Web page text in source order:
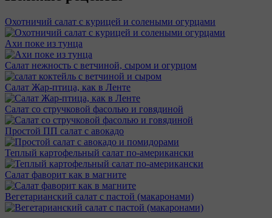
Охотничий салат с курицей и солеными огурцами
Ахи поке из тунца
Салат нежность с ветчиной, сыром и огурцом
Салат Жар-птица, как в Ленте
Салат со стручковой фасолью и говядиной
Простой ПП салат с авокадо
Теплый картофельный салат по-американски
Салат фаворит как в магните
Вегетарианский салат с пастой (макаронами)